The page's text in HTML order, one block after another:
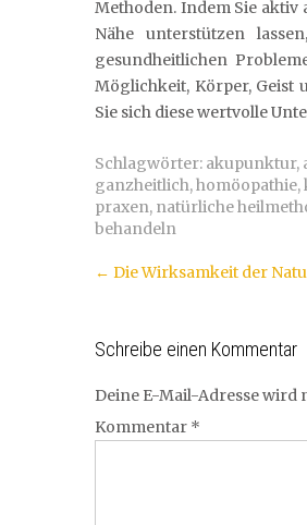
Methoden. Indem Sie
Nähe unterstützen
gesundheitlichen
Möglichkeit, Körper, Geist
Sie sich diese wertvolle
Schlagwörter: akupunktur,
ganzheitlich,homöopathie,
praxen, natürliche
behandeln
Artikel-
← Die Wirksamkeit der
Schreibe einen Kommentar
Deine E-Mail-Adresse
Kommentar *